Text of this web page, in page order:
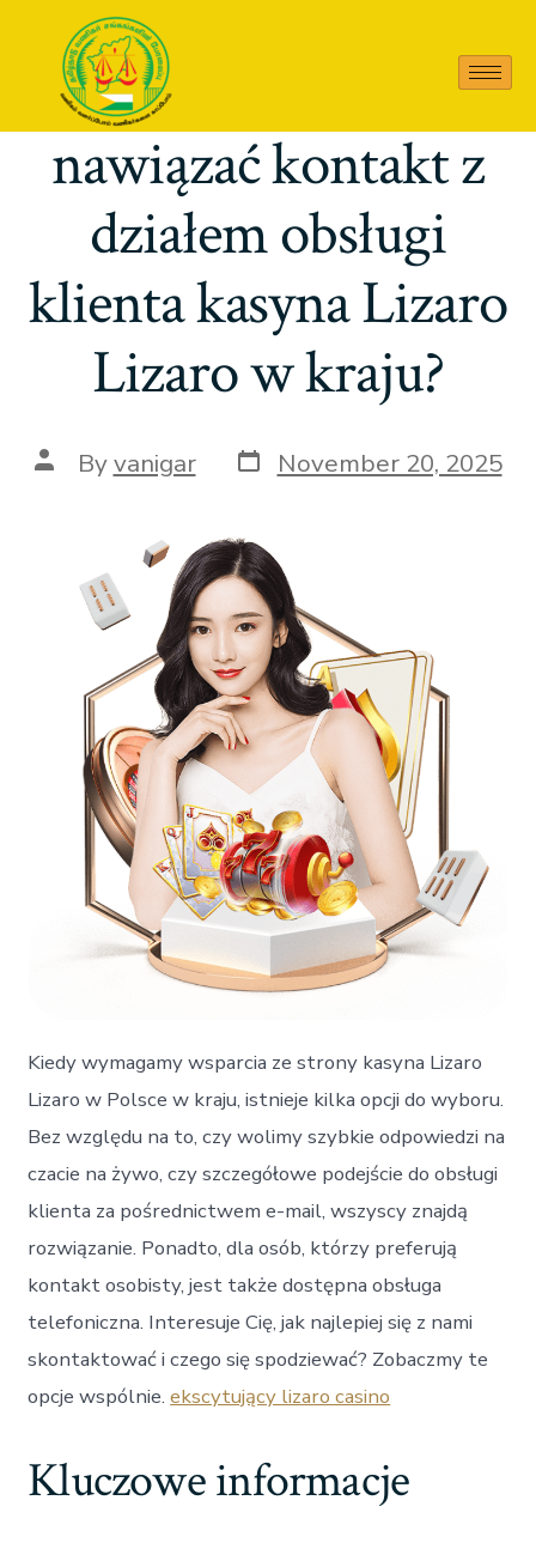
W jaki sposób
nawiązać kontakt z
działem obsługi
klienta kasyna Lizaro
Lizaro w kraju?
Byvanigar November 20, 2025
Kiedy wymagamy wsparcia ze strony kasyna Lizaro
Lizaro w Polsce w kraju, istnieje kilka opcji do wyboru.
Bez względu na to, czy wolimy szybkie odpowiedzi na
czacie na żywo, czy szczegółowe podejście do obsługi
klienta za pośrednictwem e-mail, wszyscy znajdą
rozwiązanie. Ponadto, dla osób, którzy preferują
kontakt osobisty, jest także dostępna obsługa
telefoniczna. Interesuje Cię, jak najlepiej się z nami
skontaktować i czego się spodziewać? Zobaczmy te
opcje wspólnie.ekscytujący lizaro casino
Kluczowe informacje